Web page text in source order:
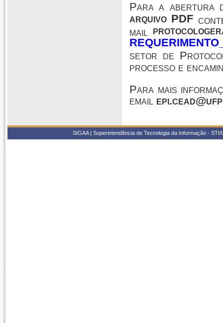
Para a abertura
arquivo PDF
mail
setor de
processo e
Para mais
email
SIGAA | Superintendência de Tecnologia da Informação -